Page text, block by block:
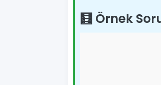
🧮 Örnek